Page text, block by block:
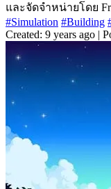
และจัดจำหน่ายโดย
#Simulation #Building
Created: 9 years ago |